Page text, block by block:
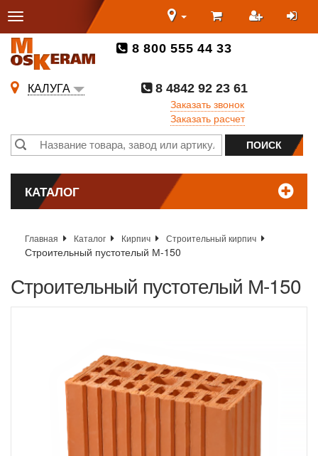
8 800 555 44 33
КАЛУГА
8 4842 92 23 61
Заказать звонок
Заказать расчет
КАТАЛОГ
Главная Каталог Кирпич Строительный кирпич
Строительный пустотелый М-150
Строительный пустотелый М-150